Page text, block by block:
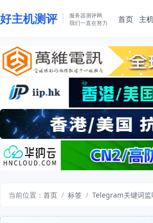
好主机测评
服务器测评网
我们一直在努力
首页 主
当前位置： 首页 / 标签 / Telegram关键词监